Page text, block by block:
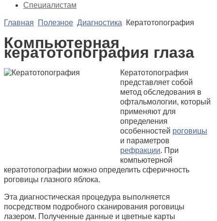
Специалистам
Главная Полезное Диагностика Кератотопография
Компьютерная
кератотопография глаза
Кератотопография
представляет собой
метод обследования в
офтальмологии, который
применяют для
определения
особенностей роговицы
и параметров
рефракции. При
компьютерной
кератотопографии можно определить сферичность
роговицы глазного яблока.
Эта диагностическая процедура выполняется
посредством подробного сканирования роговицы
лазером. Полученные данные и цветные карты